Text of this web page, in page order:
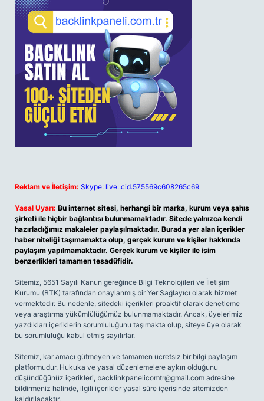
Reklam ve İletişim: Skype: live:.cid.575569c608265c69
Yasal Uyarı: Bu internet sitesi, herhangi bir marka, kurum veya şahıs
şirketi ile hiçbir bağlantısı bulunmamaktadır. Sitede yalnızca kendi
hazırladığımız makaleler paylaşılmaktadır. Burada yer alan içerikler
haber niteliği taşımamakta olup, gerçek kurum ve kişiler hakkında
paylaşım yapılmamaktadır. Gerçek kurum ve kişiler ile isim
benzerlikleri tamamen tesadüfidir.
Sitemiz, 5651 Sayılı Kanun gereğince Bilgi Teknolojileri ve İletişim
Kurumu (BTK) tarafından onaylanmış bir Yer Sağlayıcı olarak hizmet
vermektedir. Bu nedenle, sitedeki içerikleri proaktif olarak denetleme
veya araştırma yükümlülüğümüz bulunmamaktadır. Ancak, üyelerimiz
yazdıkları içeriklerin sorumluluğunu taşımakta olup, siteye üye olarak
bu sorumluluğu kabul etmiş sayılırlar.
Sitemiz, kar amacı gütmeyen ve tamamen ücretsiz bir bilgi paylaşım
platformudur. Hukuka ve yasal düzenlemelere aykırı olduğunu
düşündüğünüz içerikleri, backlinkpanelicomtr@gmail.com adresine
bildirmeniz halinde, ilgili içerikler yasal süre içerisinde sitemizden
kaldırılacaktır.